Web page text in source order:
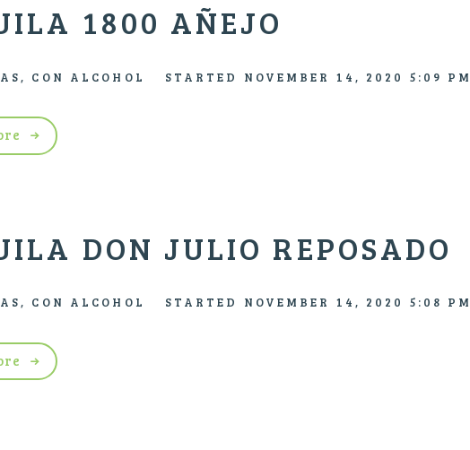
1800 AÑEJO
, CON ALCOHOL STARTED NOVEMBER 14, 2020 5:09 PM
DON JULIO REPOSADO
, CON ALCOHOL STARTED NOVEMBER 14, 2020 5:08 PM